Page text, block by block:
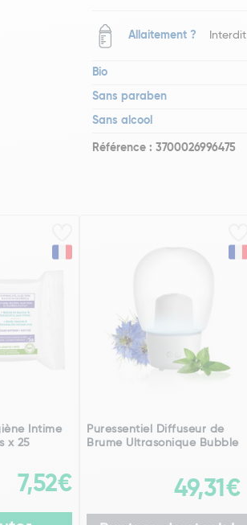
Allaitement ? Interdit
Bio
Sans paraben
Sans alcool
Référence : 3700026996475
Intime
x 25
7,52€
Puressentiel Diffuseur de
Brume Ultrasonique Bubble
49,31€